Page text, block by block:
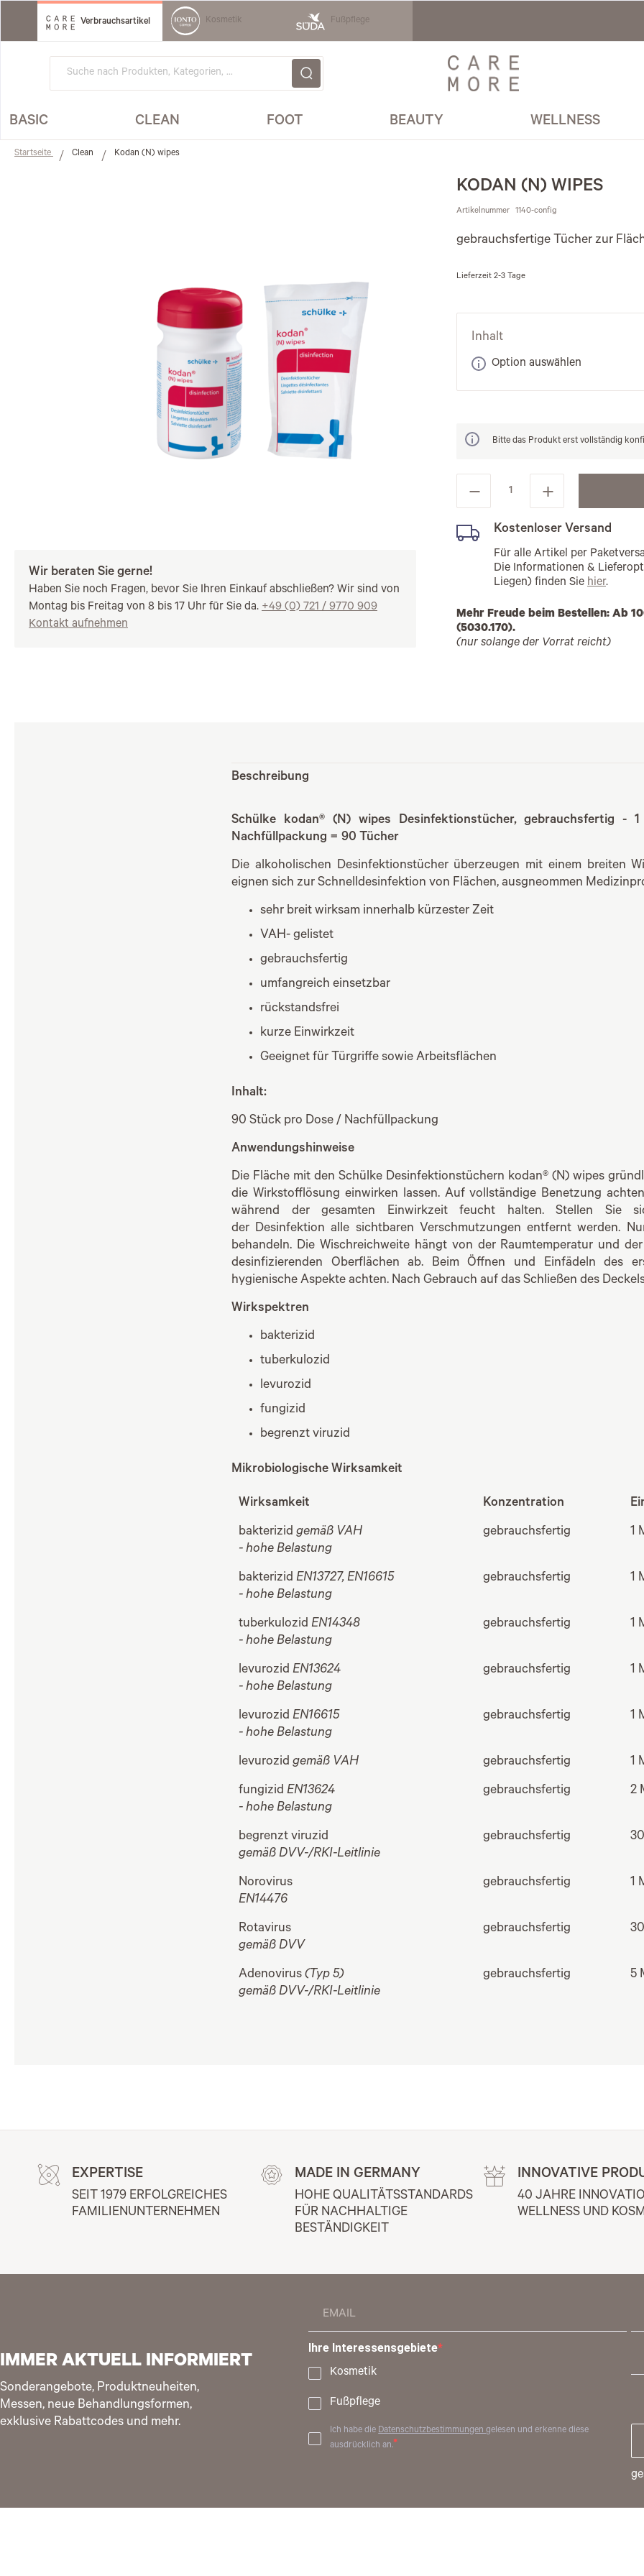
Direkt
zum
Verbrauchsartikel Kosmetik Fußpflege
BASIC CLEAN FOOT BEAUTY WELLNESS
Startseite Clean Kodan (N) wipes
Wir beraten Sie gerne!
Haben Sie noch Fragen, bevor Sie Ihren Einkauf abschließen? Wir sind von
Montag bis Freitag von 8 bis 17 Uhr für Sie da. +49 (0) 721 / 9770 909
Kontakt aufnehmen
KODAN (N) WIPES
Artikelnummer 1140-config
gebrauchsfertige Tücher zur
Lieferzeit 2-3 Tage
Inhalt
Option auswählen
Bitte das Produkt erst vollständig
Kostenloser Versand
Für alle Artikel per
Die Informationen &
Liegen) finden Sie hier.
Mehr Freude beim Bestellen: Ab
(5030.170).
(nur solange der Vorrat reicht)
Beschreibung
Schülke kodan® (N) wipes Desinfektionstücher, gebrauchsfertig -
Nachfüllpackung = 90 Tücher
Die alkoholischen Desinfektionstücher überzeugen mit einem breiten
eignen sich zur Schnelldesinfektion von Flächen, ausgneommen
sehr breit wirksam innerhalb kürzester Zeit
VAH- gelistet
gebrauchsfertig
umfangreich einsetzbar
rückstandsfrei
kurze Einwirkzeit
Geeignet für Türgriffe sowie Arbeitsflächen
Inhalt:
90 Stück pro Dose / Nachfüllpackung
Anwendungshinweise
Die Fläche mit den Schülke Desinfektionstüchern kodan® (N) wipes
die Wirkstofflösung einwirken lassen. Auf vollständige Benetzung
während der gesamten Einwirkzeit feucht halten. Stellen Sie
der Desinfektion alle sichtbaren Verschmutzungen entfernt werden.
behandeln. Die Wischreichweite hängt von der Raumtemperatur und
desinfizierenden Oberflächen ab. Beim Öffnen und Einfädeln des
hygienische Aspekte achten. Nach Gebrauch auf das Schließen des
Wirkspektren
bakterizid
tuberkulozid
levurozid
fungizid
begrenzt viruzid
Mikrobiologische Wirksamkeit
Wirksamkeit Konzentration
bakterizid gemäß VAH
- hohe Belastung
gebrauchsfertig 1
bakterizid EN13727, EN16615
- hohe Belastung
gebrauchsfertig 1
tuberkulozid EN14348
- hohe Belastung
gebrauchsfertig 1
levurozid EN13624
- hohe Belastung
gebrauchsfertig 1
levurozid EN16615
- hohe Belastung
gebrauchsfertig 1
levurozid gemäß VAH gebrauchsfertig
1
fungizid EN13624
- hohe Belastung
gebrauchsfertig 2
begrenzt viruzid
gemäß DVV-/RKI-Leitlinie
gebrauchsfertig
Norovirus
EN14476
gebrauchsfertig 1
Rotavirus
gemäß DVV
gebrauchsfertig
Adenovirus (Typ 5)
gemäß DVV-/RKI-Leitlinie
gebrauchsfertig 5
EXPERTISE
SEIT 1979 ERFOLGREICHES
FAMILIENUNTERNEHMEN
MADE IN GERMANY
HOHE QUALITÄTSSTANDARDS
FÜR NACHHALTIGE
BESTÄNDIGKEIT
INNOVATIVE
40 JAHRE
WELLNESS UND
IMMER AKTUELL INFORMIERT
Sonderangebote, Produktneuheiten,
Messen, neue Behandlungsformen,
exklusive Rabattcodes und mehr.
Ihre Interessensgebiete
Kosmetik
Fußpflege
Ich habe dieDatenschutzbestimmungengelesen und erkenne diese
ausdrücklich an.